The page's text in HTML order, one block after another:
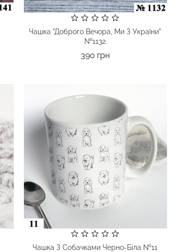
Чашка "Доброго Вечора, Ми З України"
№1132
390 грнЦіна
Чашка З Собачками Черно-Біла №11